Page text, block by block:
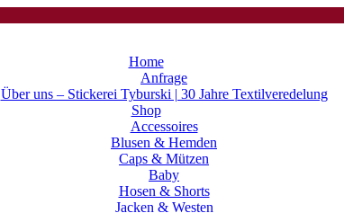
Home
Anfrage
Über uns – Stickerei Tyburski | 30 Jahre Textilveredelung
Shop
Accessoires
Blusen & Hemden
Caps & Mützen
Baby
Hosen & Shorts
Jacken & Westen